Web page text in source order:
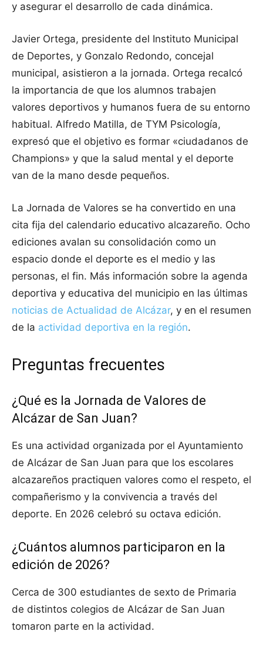
y asegurar el desarrollo de cada dinámica.
Javier Ortega, presidente del Instituto Municipal
de Deportes, y Gonzalo Redondo, concejal
municipal, asistieron a la jornada. Ortega recalcó
la importancia de que los alumnos trabajen
valores deportivos y humanos fuera de su entorno
habitual. Alfredo Matilla, de TYM Psicología,
expresó que el objetivo es formar «ciudadanos de
Champions» y que la salud mental y el deporte
van de la mano desde pequeños.
La Jornada de Valores se ha convertido en una
cita fija del calendario educativo alcazareño. Ocho
ediciones avalan su consolidación como un
espacio donde el deporte es el medio y las
personas, el fin. Más información sobre la agenda
deportiva y educativa del municipio en las últimas
noticias de Actualidad de Alcázar, y en el resumen
de la actividad deportiva en la región.
Preguntas frecuentes
¿Qué es la Jornada de Valores de
Alcázar de San Juan?
Es una actividad organizada por el Ayuntamiento
de Alcázar de San Juan para que los escolares
alcazareños practiquen valores como el respeto, el
compañerismo y la convivencia a través del
deporte. En 2026 celebró su octava edición.
¿Cuántos alumnos participaron en la
edición de 2026?
Cerca de 300 estudiantes de sexto de Primaria
de distintos colegios de Alcázar de San Juan
tomaron parte en la actividad.